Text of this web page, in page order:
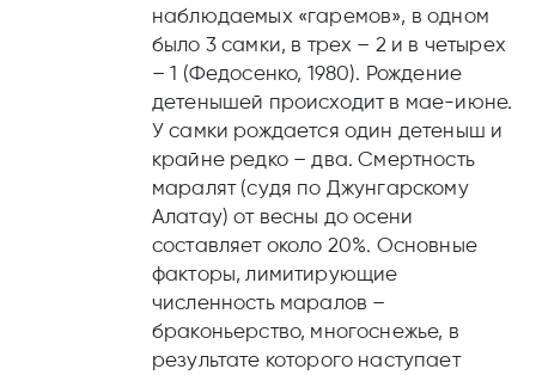
наблюдаемых «гаремов», в одном
было 3 самки, в трех – 2 и в четырех
– 1 (Федосенко, 1980). Рождение
детенышей происходит в мае-июне.
У самки рождается один детеныш и
крайне редко – два. Смертность
маралят (судя по Джунгарскому
Алатау) от весны до осени
составляет около 20%. Основные
факторы, лимитирующие
численность маралов –
браконьерство, многоснежье, в
результате которого наступает